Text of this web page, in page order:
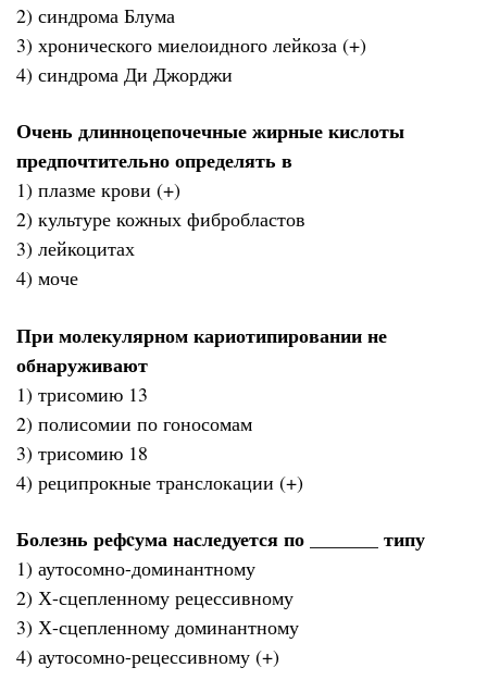
2) синдрома Блума
3) хронического миелоидного лейкоза (+)
4) синдрома Ди Джорджи
Очень длинноцепочечные жирные кислоты
предпочтительно определять в
1) плазме крови (+)
2) культуре кожных фибробластов
3) лейкоцитах
4) моче
При молекулярном кариотипировании не
обнаруживают
1) трисомию 13
2) полисомии по гоносомам
3) трисомию 18
4) реципрокные транслокации (+)
Болезнь рефcума наследуется по _______ типу
1) аутосомно-доминантному
2) Х-сцепленному рецессивному
3) Х-сцепленному доминантному
4) аутосомно-рецессивному (+)